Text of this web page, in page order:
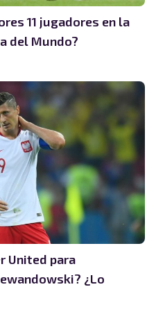
11 jugadores en la
del Mundo?
United para
¿Lo